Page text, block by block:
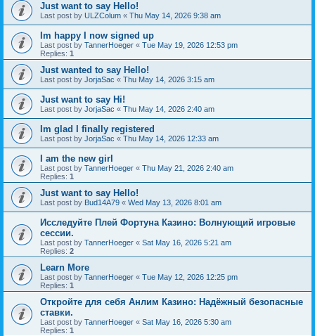
Just want to say Hello!
Last post by ULZColum « Thu May 14, 2026 9:38 am
Im happy I now signed up
Last post by TannerHoeger « Tue May 19, 2026 12:53 pm
Replies: 1
Just wanted to say Hello!
Last post by JorjaSac « Thu May 14, 2026 3:15 am
Just want to say Hi!
Last post by JorjaSac « Thu May 14, 2026 2:40 am
Im glad I finally registered
Last post by JorjaSac « Thu May 14, 2026 12:33 am
I am the new girl
Last post by TannerHoeger « Thu May 21, 2026 2:40 am
Replies: 1
Just want to say Hello!
Last post by Bud14A79 « Wed May 13, 2026 8:01 am
Исследуйте Плей Фортуна Казино: Волнующий игровые
сессии.
Last post by TannerHoeger « Sat May 16, 2026 5:21 am
Replies: 2
Learn More
Last post by TannerHoeger « Tue May 12, 2026 12:25 pm
Replies: 1
Откройте для себя Анлим Казино: Надёжный безопасные
ставки.
Last post by TannerHoeger « Sat May 16, 2026 5:30 am
Replies: 1